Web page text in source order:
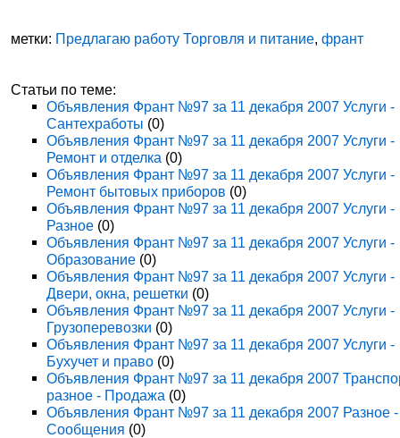
метки: Предлагаю работу Торговля и питание,франт
Статьи по теме:
Объявления Франт №97 за 11 декабря 2007 Услуги -
Сантехработы (0)
Объявления Франт №97 за 11 декабря 2007 Услуги -
Ремонт и отделка (0)
Объявления Франт №97 за 11 декабря 2007 Услуги -
Ремонт бытовых приборов (0)
Объявления Франт №97 за 11 декабря 2007 Услуги -
Разное (0)
Объявления Франт №97 за 11 декабря 2007 Услуги -
Образование (0)
Объявления Франт №97 за 11 декабря 2007 Услуги -
Двери, окна, решетки (0)
Объявления Франт №97 за 11 декабря 2007 Услуги -
Грузоперевозки (0)
Объявления Франт №97 за 11 декабря 2007 Услуги -
Бухучет и право (0)
Объявления Франт №97 за 11 декабря 2007
разное - Продажа (0)
Объявления Франт №97 за 11 декабря 2007 Разное -
Сообщения (0)